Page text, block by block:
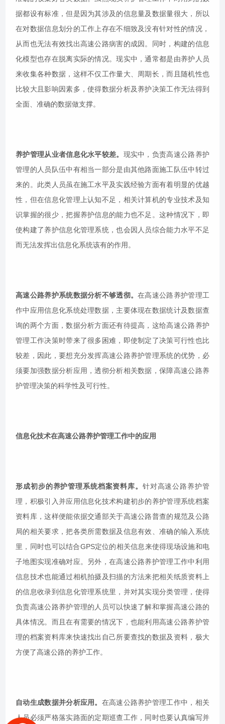
据都设有标准，但是因为其涉及的信息量及数据量很大，所以
在对数据信息划分的工作上存在不细致及没有针对性的情况，
从而也无法有效找出高速公路病害的成因。同时，构建的信息
化模型也存在脱离实际的情况。现实中，通常都是由养护人员
来收集各种数据，这样不仅工作量大、周期长，而且随机性也
比较大且影响因素多，使得数据分析及养护决策工作无法得到
全面、准确的数据做支撑。
养护管理从业者信息化水平较差。 现实中，负责高速公路养护
管理的人员队伍中有相当一部分是由其他路面施工队伍中转过
来的。此类人员虽在施工水平及实践经验方面有着明显的优越
性，但在信息化管理上认知不足，相关计算机的专业技术及知
识掌握的很少，把握养护信息的能力也不足。这种情况下，即
使构建了养护信息化管理系统，也会因人员综合能力水平不足
而无法发挥出信息化系统该有的作用。
高速公路养护系统数据分析不够透彻。在高速公路养护管理工
作中应用信息化系统处理数据，主要体现在数据统计及数据查
询的两个方面，数据分析方面还有待提高，这给高速公路养护
管理工作决策时带来了很多困难，即使制定了决策可行性也比
较差，因此，要想充分发挥高速公路养护管理系统的优势，必
须要加强数据分析应用，透彻分析相关数据，保障高速公路养
护管理决策的科学性及可行性。
信息化技术在高速公路养护管理工作中的应用
形成初步的养护管理系统档案资料库。 针对高速公路养护管
理，积极引入并应用信息化技术构建初步的养护管理系统档案
资料库，这样便能依据交通部关于高速公路普查的规范及公路
局的相关要求，把各类所需数据及信息有效、准确的输入系统
里，同时也可以结合GPS定位的相关信息来使得现场设施和电
子地图实现准确对应。另外，在高速公路养护管理工作中利用
信息技术也能通过相机拍摄及扫描的方法来把相关纸质资料上
的信息收录到信息化管理系统里，并对其实现分类管理，使得
负责高速公路养护管理的人员可以快速了解和掌握高速公路的
具体情况。而且在有需要的情况下，也能利用高速公路养护管
理的档案资料库来快速找出自己所要查找的数据及资料，极大
方便了高速公路的养护工作。
自动生成数据并分析应用。 在高速公路养护管理工作中，相关
人员必须严格落实路面的定期巡查工作，同时也要认真编写并